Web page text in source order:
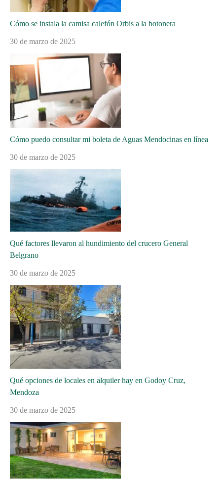
Cómo se instala la camisa calefón Orbis a la botonera
30 de marzo de 2025
Cómo puedo consultar mi boleta de Aguas Mendocinas en línea
30 de marzo de 2025
Qué factores llevaron al hundimiento del crucero General
Belgrano
30 de marzo de 2025
Qué opciones de locales en alquiler hay en Godoy Cruz,
Mendoza
30 de marzo de 2025